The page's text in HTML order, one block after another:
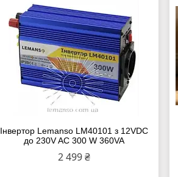
Інвертор Lemanso LM40101 з 12VDC
до 230V AC 300 W 360VA
2 499 ₴